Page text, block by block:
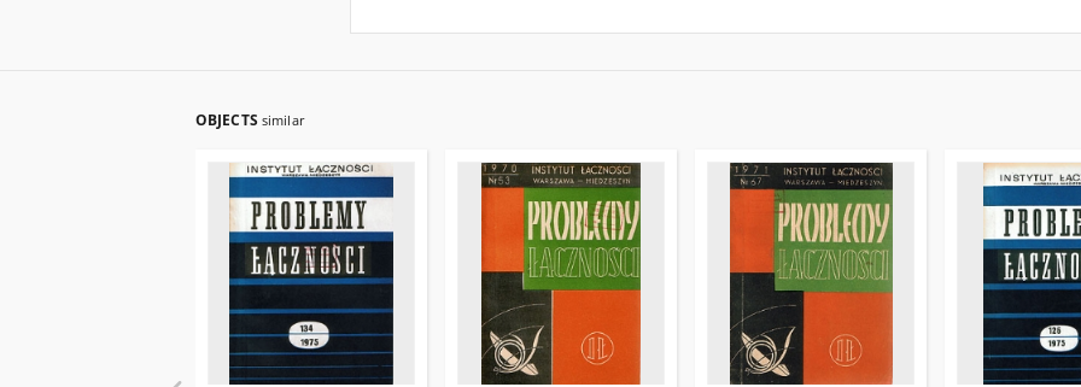
OBJECTS similar